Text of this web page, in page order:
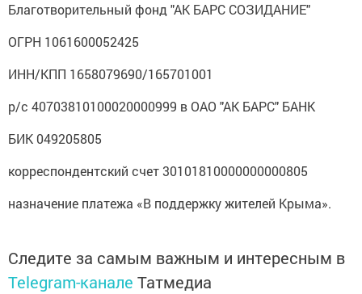
Благотворительный фонд "АК БАРС СОЗИДАНИЕ"
ОГРН 1061600052425
ИНН/КПП 1658079690/165701001
р/с 40703810100020000999 в ОАО "АК БАРС" БАНК
БИК 049205805
корреспондентский счет 30101810000000000805
назначение платежа «В поддержку жителей Крыма».
Следите за самым важным и интересным в
Telegram-канале Татмедиа